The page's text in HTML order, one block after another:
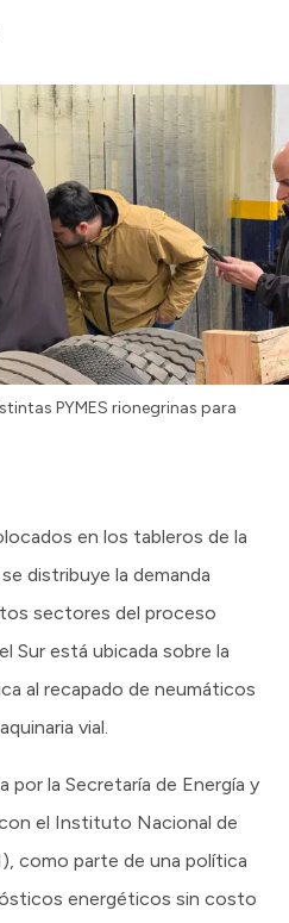
PYMES rionegrinas para
en los tableros de la
distribuye la demanda
sectores del proceso
Sur está ubicada sobre la
al recapado de neumáticos
vial.
por la Secretaría de Energía y
el Instituto Nacional de
como parte de una política
energéticos sin costo